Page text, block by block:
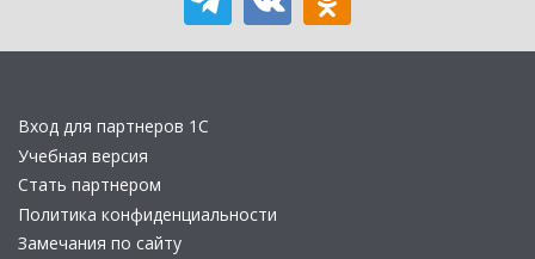
Вход для партнеров 1С
Учебная версия
Стать партнером
Политика конфиденциальности
Замечания по сайту